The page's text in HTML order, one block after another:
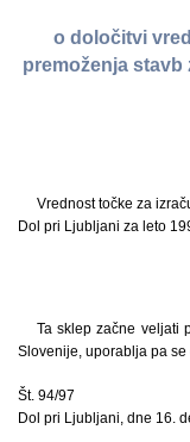
o določitvi
premoženja stavb
Vrednost točke za
Dol pri Ljubljani za leto
Ta sklep začne veljati
Slovenije, uporablja pa se
Št. 94/97
Dol pri Ljubljani, dne 16.